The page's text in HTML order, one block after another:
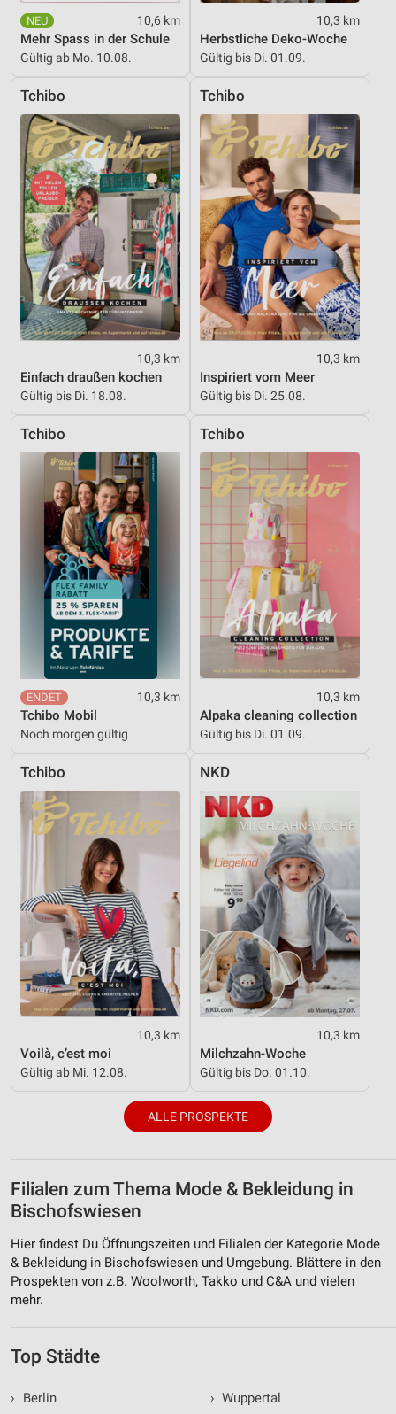
10,6 km
Mehr Spass in der Schule
Gültig ab Mo. 10.08.
10,3 km
Herbstliche Deko-Woche
Gültig bis Di. 01.09.
Tchibo
10,3 km
Einfach draußen kochen
Gültig bis Di. 18.08.
Tchibo
10,3 km
Inspiriert vom Meer
Gültig bis Di. 25.08.
Tchibo
10,3 km
Tchibo Mobil
Noch morgen gültig
Tchibo
10,3 km
Alpaka cleaning collection
Gültig bis Di. 01.09.
Tchibo
10,3 km
Voilà, c’est moi
Gültig ab Mi. 12.08.
NKD
10,3 km
Milchzahn-Woche
Gültig bis Do. 01.10.
ALLE PROSPEKTE
Filialen zum Thema Mode & Bekleidung in
Bischofswiesen
Hier findest Du Öffnungszeiten und Filialen der Kategorie Mode
& Bekleidung in Bischofswiesen und Umgebung. Blättere in den
Prospekten von z.B. Woolworth, Takko und C&A und vielen
mehr.
Top Städte
›
Berlin
› Wuppertal
Funktional
Werbung